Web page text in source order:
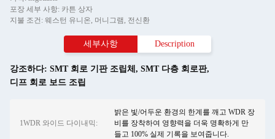
포장 세부 사항: 카튼 상자
지불 조건: 웨스턴 유니온, 머니그램, 전신환
세부사항 Description
강조하다: SMT 회로 기판 조립체 , SMT 다층 회로판,
디프 회로 보드 조립
1WDR 와이드 다이내믹:
밝은 빛/어두운 환경의 한계를 깨고 WDR 장
비를 장착하여 영향력을 더욱 명확하게 만
들고 100% 실제 기록을 보여줍니다.